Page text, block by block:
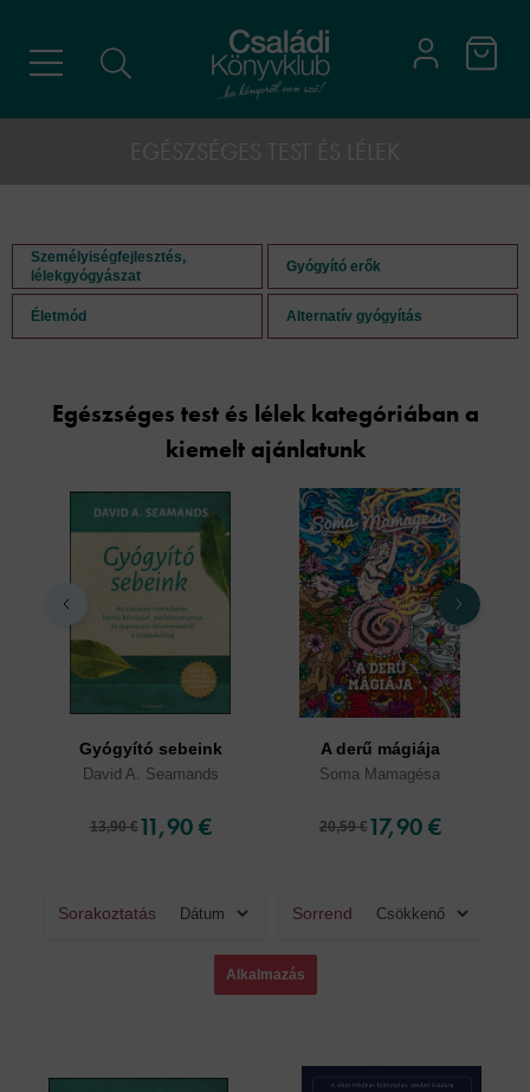
Személyiségfejlesztés,
lélekgyógyászat
Gyógyító erők
Életmód Alternatív gyógyítás
Egészséges test és lélek kategóriában a
kiemelt ajánlatunk
Gyógyító sebeink
David A. Seamands
13,90 € 11,90 €
A derű mágiája
Soma Mamagésa
20,59 € 17,90 €
Sorakoztatás Sorrend